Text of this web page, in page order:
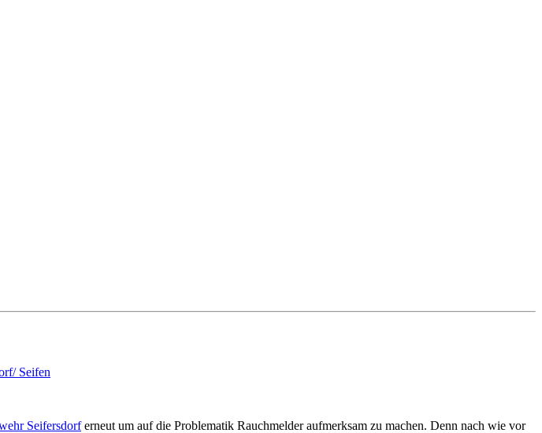
Seifen
Seifersdorferneut um auf die Problematik Rauchmelder aufmerksam zu machen. Denn nach wie vor